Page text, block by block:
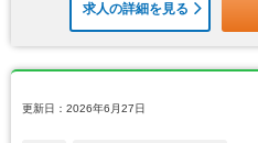
求人の詳細を見る
更新日：2026年6月27日